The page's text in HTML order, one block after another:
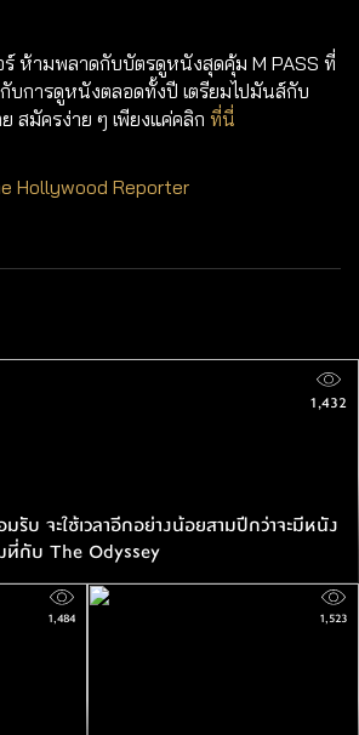
ร์ ห้ามพลาดกับบัตรดูหนังสุดคุ้ม M PASS ที่
บการดูหนังตลอดทั้งปี เตรียมไปมันส์กับ
สมัครง่าย ๆ เพียงแค่คลิก ที่นี่
Hollywood Reporter
รับ จะใช้เวลาอีกอย่างน้อยสามปีกว่าจะมีหนัง
ที่กับ The Odyssey
1,432
1,484 1,523